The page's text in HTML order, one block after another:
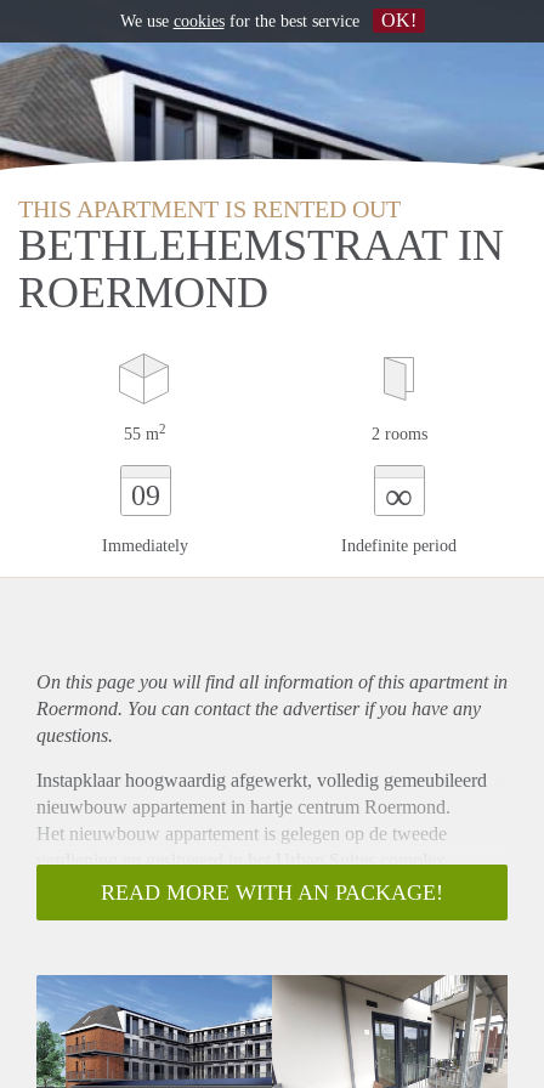
THIS APARTMENT IS RENTED OUT
BETHLEHEMSTRAAT IN
ROERMOND
55 m2 2 rooms
09
Immediately
∞
Indefinite period
On this page you will find all information of this apartmentin
Roermond. You can contact the advertiser if you have any
questions.
Instapklaar hoogwaardig afgewerkt, volledig gemeubileerd
nieuwbouw appartement in hartje centrum Roermond.
Het nieuwbouw appartement is gelegen op de tweede
verdieping en gesitueerd in het Urban Suites complex
gelegen aan de Bethlemstraat in Roermond.
Het volledig gemeubileerde appartement is van alle
vaatwasser, hetelucht oven en koel-vries combinatie.
De berging is voorzien van voldoende kastruimte en
wasmachine.
De slaapkamer is voorzien van een 2 persoons-bed, met grote
READ MORE WITH AN PACKAGE!
We use cookiesfor the best service OK!